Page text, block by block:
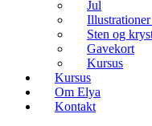
Jul
Sten og
Gavekort
Kursus
Kursus
Om Elya
Kontakt